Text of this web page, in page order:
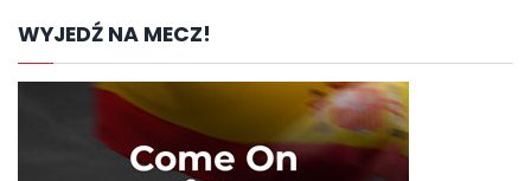
WYJEDŹ NA MECZ!